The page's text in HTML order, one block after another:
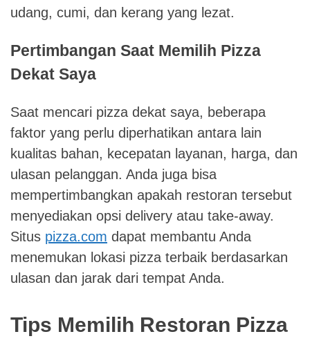
udang, cumi, dan kerang yang lezat.
Pertimbangan Saat Memilih Pizza
Dekat Saya
Saat mencari pizza dekat saya, beberapa
faktor yang perlu diperhatikan antara lain
kualitas bahan, kecepatan layanan, harga, dan
ulasan pelanggan. Anda juga bisa
mempertimbangkan apakah restoran tersebut
menyediakan opsi delivery atau take-away.
Situs pizza.com dapat membantu Anda
menemukan lokasi pizza terbaik berdasarkan
ulasan dan jarak dari tempat Anda.
Tips Memilih Restoran Pizza